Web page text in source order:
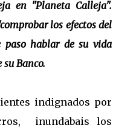
en "Planeta Calleja".
los efectos del
hablar de su vida
Banco.
indignados por
inundabais los